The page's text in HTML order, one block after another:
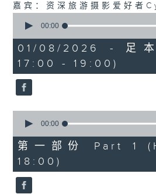
嘉宾：资深旅游摄影爱好者
seconds
1
hour,
28
minutes,
20
seconds
00:00
01/08/2026 - 足
17:00 - 19:00)
seconds
52
minutes,
30
seconds
00:00
第一部份 Part 1
18:00)